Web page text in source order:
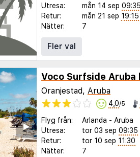
Utresa:
mån 14 sep 09:35
Retur:
mån 21 sep 19:15
Nätter:
7
Fler val
▶︎
Voco Surfside Aruba
Oranjestad, Aruba
4,0/5
Flyg från: Arlanda - Aruba
Utresa:
tor 03 sep 09:35
Retur:
tor 10 sep 11:30
Nätter:
7